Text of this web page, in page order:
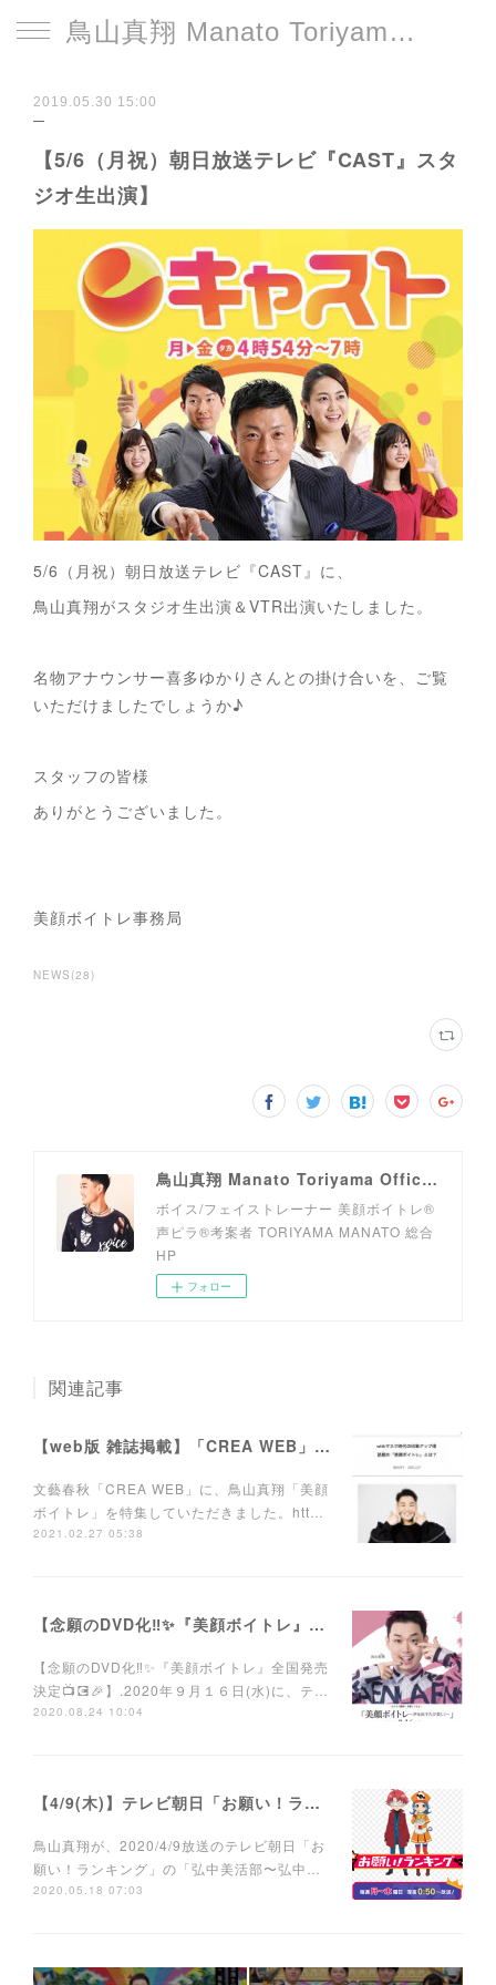
鳥山真翔 Manato Toriyama Official HP＜総合＞
2019.05.30 15:00
【5/6（月祝）朝日放送テレビ『CAST』スタ
ジオ生出演】
5/6（月祝）朝日放送テレビ『CAST』に、
鳥山真翔がスタジオ生出演＆VTR出演いたしました。
名物アナウンサー喜多ゆかりさんとの掛け合いを、ご覧
いただけましたでしょうか♪
スタッフの皆様
ありがとうございました。
美顔ボイトレ事務局
NEWS (28)
鳥山真翔 Manato Toriyama Official HP＜総合＞
ボイス/フェイストレーナー 美顔ボイトレ®︎
声ピラ®︎考案者 TORIYAMA MANATO 総合
HP
フォロー
関連記事
【web版 雑誌掲載】「CREA WEB」にて連載がスタートしました。
文藝春秋「CREA WEB」に、鳥山真翔「美顔
ボイトレ」を特集していただきました。htt…
2021.02.27 05:38
【念願のDVD化‼️✨『美顔ボイトレ』DVD全国発売決定📺💽🎉】
【念願のDVD化‼️✨『美顔ボイトレ』全国発売
決定📺💽🎉】.2020年９月１６日(水)に、テ…
2020.08.24 10:04
【4/9(木)】テレビ朝日「お願い！ランキング」に鳥山真翔ゲスト出演。
鳥山真翔が、2020/4/9放送のテレビ朝日「お
願い！ランキング」の「弘中美活部〜弘中…
2020.05.18 07:03